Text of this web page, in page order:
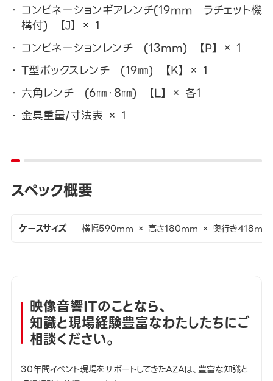
コンビネーションギアレンチ(19mm ラチェット機
構付) 【J】 × 1
コンビネーションレンチ (13mm) 【P】 × 1
T型ボックスレンチ (19㎜) 【K】 × 1
六角レンチ (6㎜・8㎜) 【L】 × 各1
金具重量/寸法表 × 1
スペック概要
ケースサイズ 横幅590mm × 高さ180mm × 奥行き418mm
映像音響ITのことなら、
知識と現場経験豊富なわたしたちにご
相談ください。
30年間イベント現場をサポートしてきたAZAは、豊富な知識と